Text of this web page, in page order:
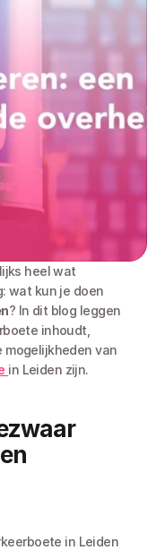
heel wat
wat kun je doen
? In dit blog leggen
inhoudt,
in Leiden zijn.
in Leiden